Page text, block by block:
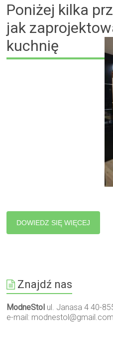
Poniżej kilka
jak
kuchnię
DOWIEDZ SIĘ WIĘCEJ
Znajdź nas
ModneStol ul. Janasa 4 40-
e-mail: modnestol@gmail.com